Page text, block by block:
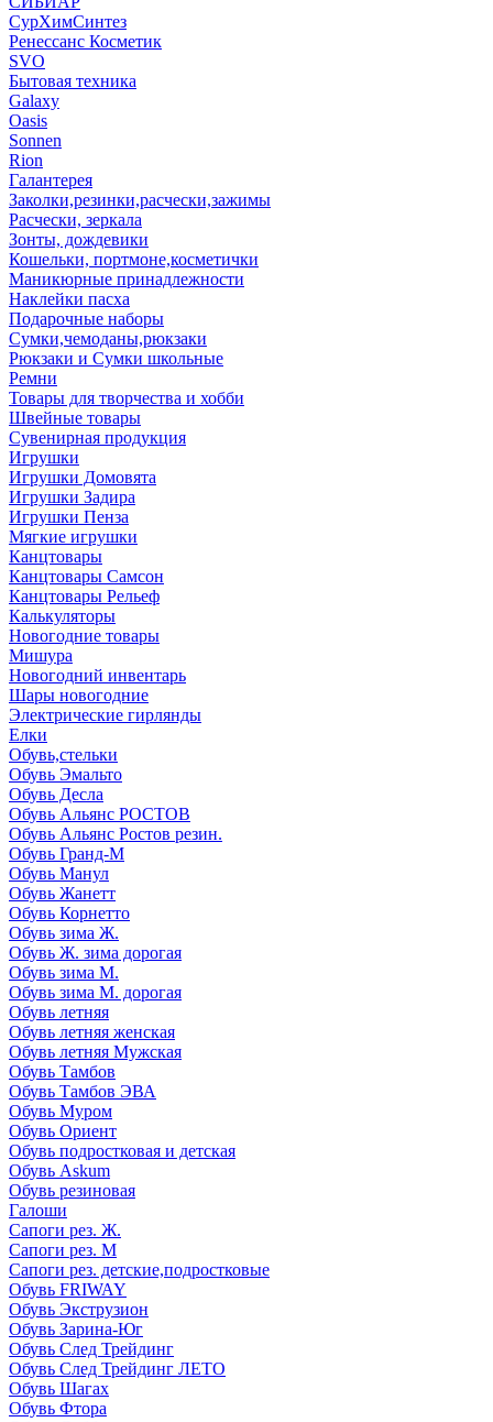
СурХимСинтез
Ренессанс Косметик
SVO
Бытовая техника
Galaxy
Oasis
Sonnen
Rion
Галантерея
Заколки,резинки,расчески,зажимы
Расчески, зеркала
Зонты, дождевики
Кошельки, портмоне,косметички
Маникюрные принадлежности
Наклейки пасха
Подарочные наборы
Сумки,чемоданы,рюкзаки
Рюкзаки и Сумки школьные
Ремни
Товары для творчества и хобби
Швейные товары
Сувенирная продукция
Игрушки
Игрушки Домовята
Игрушки Задира
Игрушки Пенза
Мягкие игрушки
Канцтовары
Канцтовары Самсон
Канцтовары Рельеф
Калькуляторы
Новогодние товары
Мишура
Новогодний инвентарь
Шары новогодние
Электрические гирлянды
Елки
Обувь,стельки
Обувь Эмальто
Обувь Десла
Обувь Альянс РОСТОВ
Обувь Альянс Ростов резин.
Обувь Гранд-М
Обувь Манул
Обувь Жанетт
Обувь Корнетто
Обувь зима Ж.
Обувь Ж. зима дорогая
Обувь зима М.
Обувь зима М. дорогая
Обувь летняя
Обувь летняя женская
Обувь летняя Мужская
Обувь Тамбов
Обувь Тамбов ЭВА
Обувь Муром
Обувь Ориент
Обувь подростковая и детская
Обувь Askum
Обувь резиновая
Галоши
Сапоги рез. Ж.
Сапоги рез. М
Сапоги рез. детские,подростковые
Обувь FRIWAY
Обувь Экструзион
Обувь Зарина-Юг
Обувь След Трейдинг
Обувь След Трейдинг ЛЕТО
Обувь Шагах
Обувь Фтора